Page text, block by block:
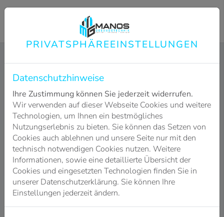
DIE MINDESTANFORDERUNGEN FÜR
EINE FÖRDERUNG
Raumänderungen
Mindestgröße Bad: 1,80 m x 2,20 m
Bewegungsfreiheit: Platz vor und zwischen
Sanitärobjekten für z. B. Rollstuhlnutzung
Türen: nach außen zu öffnen oder Schiebetür -
müssen von außen entriegelbar sein
PRIVATSPHÄRE­EINSTELLUNGEN
Datenschutzhinweise
Ihre Zustimmung können Sie jederzeit widerrufen.
Wir verwenden auf dieser Webseite Cookies und weitere
Technologien, um Ihnen ein bestmögliches
Nutzungserlebnis zu bieten. Sie können das Setzen von
Cookies auch ablehnen und unsere Seite nur mit den
technisch notwendigen Cookies nutzen. Weitere
Informationen, sowie eine detaillierte Übersicht der
Cookies und eingesetzten Technologien finden Sie in
unserer Datenschutzerklärung. Sie können Ihre
Einstellungen jederzeit ändern.